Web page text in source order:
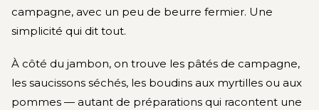
campagne, avec un peu de beurre fermier. Une
simplicité qui dit tout.
À côté du jambon, on trouve les pâtés de campagne,
les saucissons séchés, les boudins aux myrtilles ou aux
pommes — autant de préparations qui racontent une